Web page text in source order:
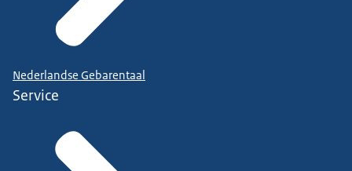
Nederlandse Gebarentaal
Service